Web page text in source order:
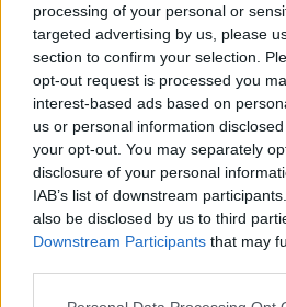
processing of your personal or
targeted advertising by us, please
section to confirm your selection.
opt-out request is processed you
interest-based ads based on
us or personal information
your opt-out. You may separately
disclosure of your personal
IAB’s list of downstream
also be disclosed by us to third
Downstream Participants that may
Σύμφωνα με τα στοιχεία της
πρόγραμμα ρύθμισης
ίσχυσε από πέρυσι τον
με σημαντική επιτυχία,
ρυθμίστηκαν χρέη ύψους
625.000 καταναλωτές. Το
στο 75% περίπου του
οφείλουν οι πελάτες
και το οποίο αφορούσε το